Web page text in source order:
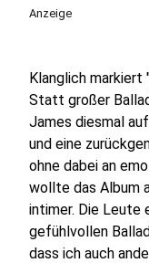
Anzeige
Klanglich markiert
Statt großer
James diesmal
und eine
ohne dabei an
wollte das Album
intimer. Die Leute
gefühlvollen
dass ich auch